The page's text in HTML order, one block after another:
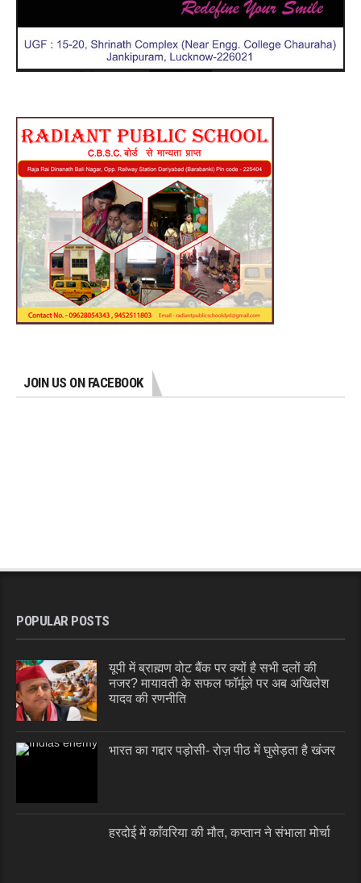
JOIN US ON FACEBOOK
POPULAR POSTS
यूपी में ब्राह्मण वोट बैंक पर क्यों है सभी दलों की
नजर? मायावती के सफल फॉर्मूले पर अब अखिलेश
यादव की रणनीति
भारत का गद्दार पड़ोसी- रोज़ पीठ में घुसेड़ता है खंजर
हरदोई में काँवरिया की मौत, कप्तान ने संभाला मोर्चा